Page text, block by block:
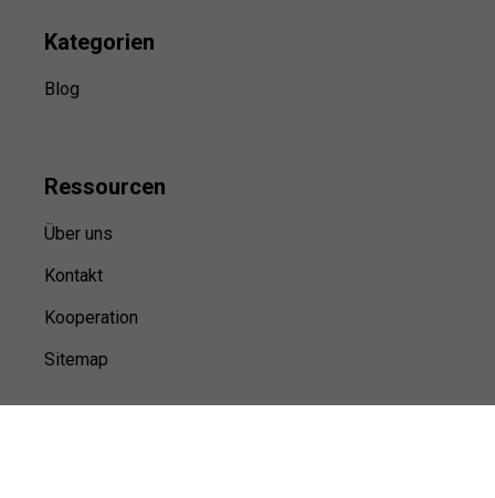
Kategorien
Blog
Ressourcen
Über uns
Kontakt
Kooperation
Sitemap